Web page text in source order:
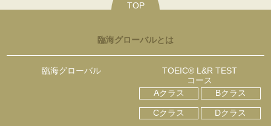
TOP
臨海グローバルとは
臨海グローバル
TOEIC® L&R TEST
コース
Aクラス
Bクラス
Cクラス Dクラス